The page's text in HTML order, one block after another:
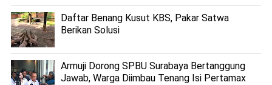
Daftar Benang Kusut KBS, Pakar Satwa
Berikan Solusi
Armuji Dorong SPBU Surabaya Bertanggung
Jawab, Warga Diimbau Tenang Isi Pertamax